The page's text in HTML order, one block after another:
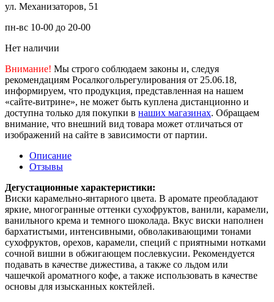
ул. Механизаторов, 51
пн-вс 10-00 до 20-00
Нет наличии
Внимание! Мы строго соблюдаем законы и, следуя
рекомендациям Росалкогольрегулирования от 25.06.18,
информируем, что продукция, представленная на нашем
«сайте-витрине», не может быть куплена дистанционно и
доступна только для покупки в наших магазинах. Обращаем
внимание, что внешний вид товара может отличаться от
изображений на сайте в зависимости от партии.
Описание
Отзывы
Дегустационные характеристики:
Виски карамельно-янтарного цвета. В аромате преобладают
яркие, многогранные оттенки сухофруктов, ванили, карамели,
ванильного крема и темного шоколада. Вкус виски наполнен
бархатистыми, интенсивными, обволакивающими тонами
сухофруктов, орехов, карамели, специй с приятными нотками
сочной вишни в обжигающем послевкусии. Рекомендуется
подавать в качестве дижестива, а также со льдом или
чашечкой ароматного кофе, а также использовать в качестве
основы для изысканных коктейлей.